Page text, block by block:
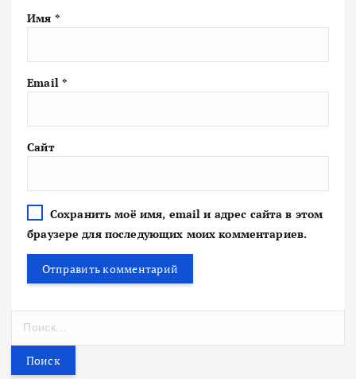
Имя *
Email *
Сайт
Сохранить моё имя, email и адрес сайта в этом
браузере для последующих моих комментариев.
т